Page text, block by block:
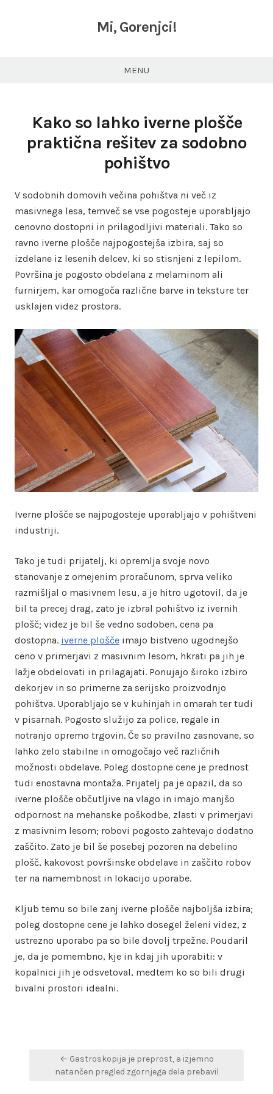
Mi, Gorenjci!
MENU
Kako so lahko iverne plošče
praktična rešitev za sodobno
pohištvo
V sodobnih domovih večina pohištva ni več iz
masivnega lesa, temveč se vse pogosteje uporabljajo
cenovno dostopni in prilagodljivi materiali. Tako so
ravno iverne plošče najpogostejša izbira, saj so
izdelane iz lesenih delcev, ki so stisnjeni z lepilom.
Površina je pogosto obdelana z melaminom ali
furnirjem, kar omogoča različne barve in teksture ter
usklajen videz prostora.
Iverne plošče se najpogosteje uporabljajo v pohištveni
industriji.
Tako je tudi prijatelj, ki opremlja svoje novo
stanovanje z omejenim proračunom, sprva veliko
razmišljal o masivnem lesu, a je hitro ugotovil, da je
bil ta precej drag, zato je izbral pohištvo iz ivernih
plošč; videz je bil še vedno sodoben, cena pa
dostopna. iverne plošče imajo bistveno ugodnejšo
ceno v primerjavi z masivnim lesom, hkrati pa jih je
lažje obdelovati in prilagajati. Ponujajo široko izbiro
dekorjev in so primerne za serijsko proizvodnjo
pohištva. Uporabljajo se v kuhinjah in omarah ter tudi
v pisarnah. Pogosto služijo za police, regale in
notranjo opremo trgovin. Če so pravilno zasnovane, so
lahko zelo stabilne in omogočajo več različnih
možnosti obdelave. Poleg dostopne cene je prednost
tudi enostavna montaža. Prijatelj pa je opazil, da so
iverne plošče občutljive na vlago in imajo manjšo
odpornost na mehanske poškodbe, zlasti v primerjavi
z masivnim lesom; robovi pogosto zahtevajo dodatno
zaščito. Zato je bil še posebej pozoren na debelino
plošč, kakovost površinske obdelave in zaščito robov
ter na namembnost in lokacijo uporabe.
Kljub temu so bile zanj iverne plošče najboljša izbira;
poleg dostopne cene je lahko dosegel želeni videz, z
ustrezno uporabo pa so bile dovolj trpežne. Poudaril
je, da je pomembno, kje in kdaj jih uporabiti: v
kopalnici jih je odsvetoval, medtem ko so bili drugi
bivalni prostori idealni.
Navigacija
prispevka
← Gastroskopija je preprost, a izjemno
natančen pregled zgornjega dela prebavil